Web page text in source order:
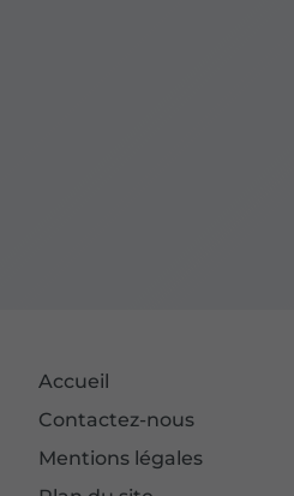
Accueil
Contactez-nous
Mentions légales